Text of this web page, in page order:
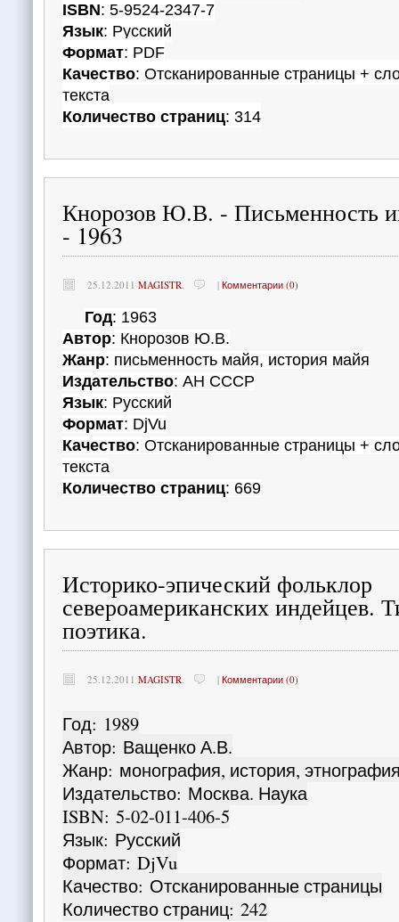
ISBN: 5-9524-2347-7
Язык: Русский
Формат: PDF
Качество: Отсканированные страницы +
текста
Количество страниц: 314
Кнорозов Ю.В. - Письменность
- 1963
25.12.2011 MAGISTR. | Комментарии (0)
Год: 1963
Автор: Кнорозов Ю.В.
Жанр: письменность майя, история майя
Издательство: АН СССР
Язык: Русский
Формат: DjVu
Качество: Отсканированные страницы +
текста
Количество страниц: 669
Историко-эпический фольклор
североамериканских индейцев.
поэтика.
25.12.2011 MAGISTR. | Комментарии (0)
Год: 1989
Автор: Ващенко А.В.
Жанр: монография, история,
Издательство: Москва. Наука
ISBN: 5-02-011-406-5
Язык: Русский
Формат: DjVu
Качество: Отсканированные страницы
Количество страниц: 242